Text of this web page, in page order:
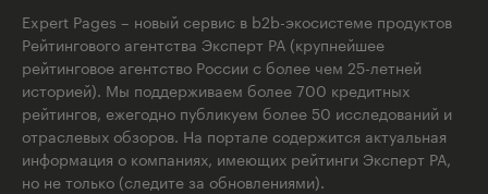
Expert Pages – новый сервис в b2b-экосистеме продуктов
Рейтингового агентства Эксперт РА (крупнейшее
рейтинговое агентство России с более чем 25-летней
историей). Мы поддерживаем более 700 кредитных
рейтингов, ежегодно публикуем более 50 исследований и
отраслевых обзоров. На портале содержится актуальная
информация о компаниях, имеющих рейтинги Эксперт РА,
но не только (следите за обновлениями).